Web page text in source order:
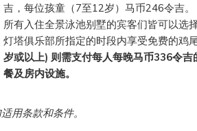
吉，每位孩童（7至12岁）马币246令吉。
所有入住全景泳池别墅的宾客们皆可以选
灯塔俱乐部所指定的时段内享受免费的鸡
岁或以上) 则需支付每人每晚马币336令
餐及房内设施。
用条款和条件。